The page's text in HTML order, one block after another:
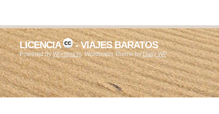
LICENCIA - VIAJES BARATOS
Powered byWordpress. Wordpress Theme byDaily WP.